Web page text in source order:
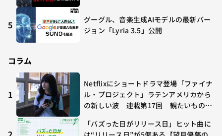
5
グーグル、音楽生成AIモデルの最新バー
ジョン「Lyria 3.5」公開
コラム
1
Netflixにショートドラマ登場「ファイナ
ル・プロジェクト」ラテンアメリカから
の新しい波 連載第17回 観たいものが
「バズった日がリリース日」ヒット曲に